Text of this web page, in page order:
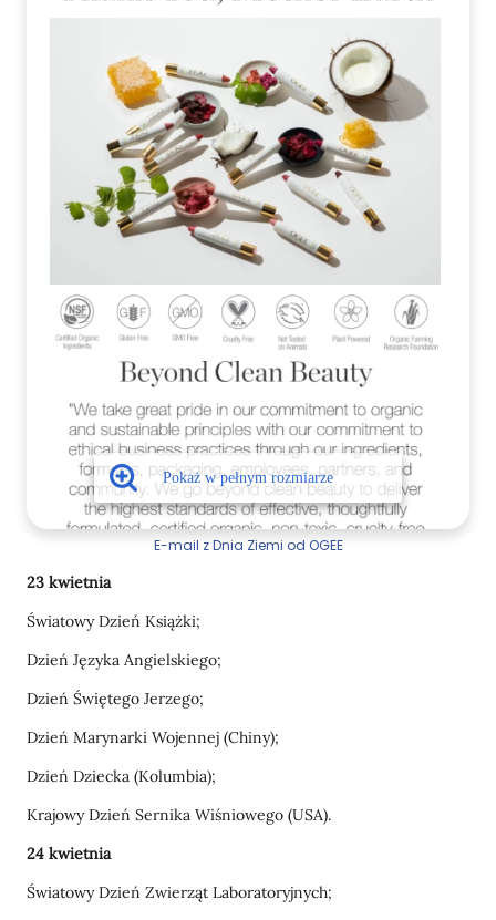
E-mail z Dnia Ziemi od OGEE
23 kwietnia
Światowy Dzień Książki;
Dzień Języka Angielskiego;
Dzień Świętego Jerzego;
Dzień Marynarki Wojennej (Chiny);
Dzień Dziecka (Kolumbia);
Krajowy Dzień Sernika Wiśniowego (USA).
24 kwietnia
Światowy Dzień Zwierząt Laboratoryjnych;